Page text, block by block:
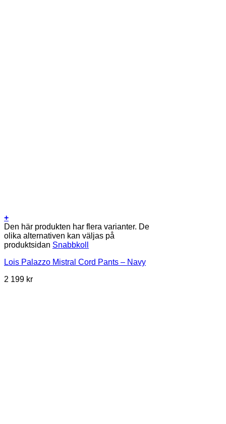
+
Den här produkten har flera varianter. De
olika alternativen kan väljas på
produktsidan Snabbkoll
Lois Palazzo Mistral Cord Pants – Navy
2 199 kr